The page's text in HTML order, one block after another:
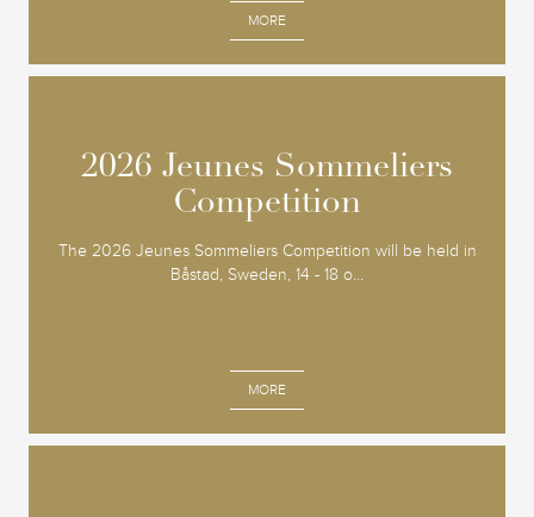
MORE
2026 Jeunes Sommeliers
Competition
The 2026 Jeunes Sommeliers Competition will be held in
Båstad, Sweden, 14 - 18 o...
MORE
2026 Jeunes Sommeliers
Competition